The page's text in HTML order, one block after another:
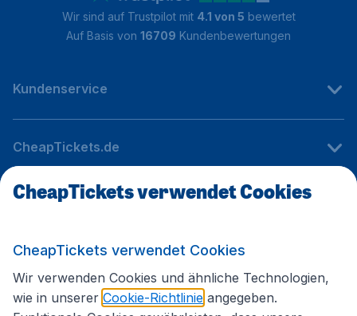
Wir sind auf Trustpilot mit 4.1 von 5 bewertet
Auf Basis von 16709 Kundenbewertungen
Kundenservice
CheapTickets.de
Internationale Webseiten
Folgen Sie uns:
CheapTickets verwendet Cookies
CheapTickets verwendet Cookies
Wir verwenden Cookies und ähnliche Technologien,
wie in unserer Cookie-Richtlinie angegeben.